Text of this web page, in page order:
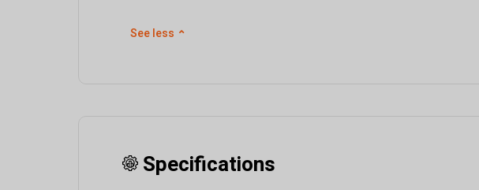
See less ⌃
Specifications